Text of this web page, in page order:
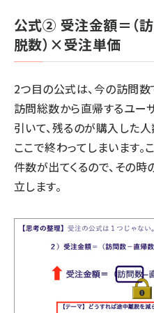
公式② 受注金額＝（
脱数）×受注単価
2つ目の公式は、今の訪問数
訪問総数から直帰するユー
引いて、残るのが購入した
ここで終わってしまいます
件数が出てくるので、その
立します。